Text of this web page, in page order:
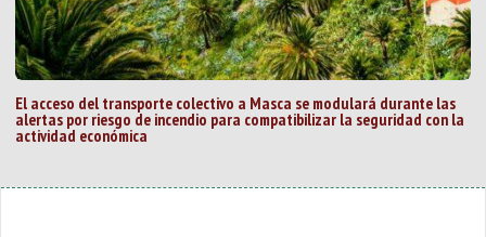
El acceso del transporte colectivo a Masca se modulará durante las
alertas por riesgo de incendio para compatibilizar la seguridad con la
actividad económica